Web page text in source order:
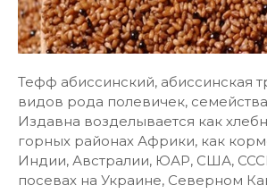
Тефф абиссинский, абиссинская
видов рода полевичек,
Издавна возделывается как
горных районах Африки, как
Индии, Австралии, ЮАР, США,
посевах на Украине, Северном